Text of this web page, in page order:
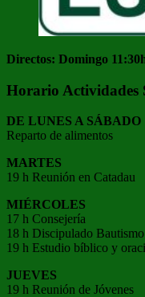
Directos: Domingo
Horario Actividades
DE LUNES A SÁBADO
Reparto de alimentos
MARTES
19 h Reunión en Catadau
MIÉRCOLES
17 h Consejería
18 h Discipulado Bautismo
19 h Estudio bíblico y
JUEVES
19 h Reunión de Jóvenes